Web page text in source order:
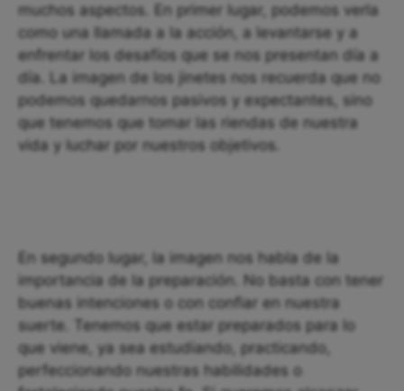
muchos aspectos. En primer lugar, podemos verla
como una llamada a la acción, a levantarse y a
enfrentar los desafíos que se nos presentan día a
día. La imagen de los jinetes nos recuerda que no
podemos quedarnos pasivos y expectantes, sino
que tenemos que tomar las riendas de nuestra
vida y luchar por nuestros objetivos.
En segundo lugar, la imagen nos habla de la
importancia de la preparación. No basta con tener
buenas intenciones o con confiar en nuestra
suerte. Tenemos que estar preparados para lo
que viene, ya sea estudiando, practicando,
perfeccionando nuestras habilidades o